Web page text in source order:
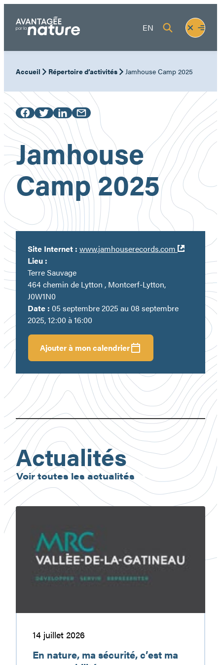
contenu
EN
Fermer
le
menu
Ouvrir
le
Accueil Répertoire d’activités Jamhouse Camp 2025
Jamhouse
Camp 2025
Ajouter à mon calendrier
Date : 05 septembre 2025 au 08 septembre
2025, 12:00 à 16:00
Lieu :
Terre Sauvage
464 chemin de Lytton , Montcerf-Lytton,
J0W1N0
Site Internet : www.jamhouserecords.com
Ouvre
nouvelle
fenêtre
Actualités
Voir toutes les actualités
En
sécurité,
responsabilité
14 juillet 2026
En nature, ma sécurité, c’est ma